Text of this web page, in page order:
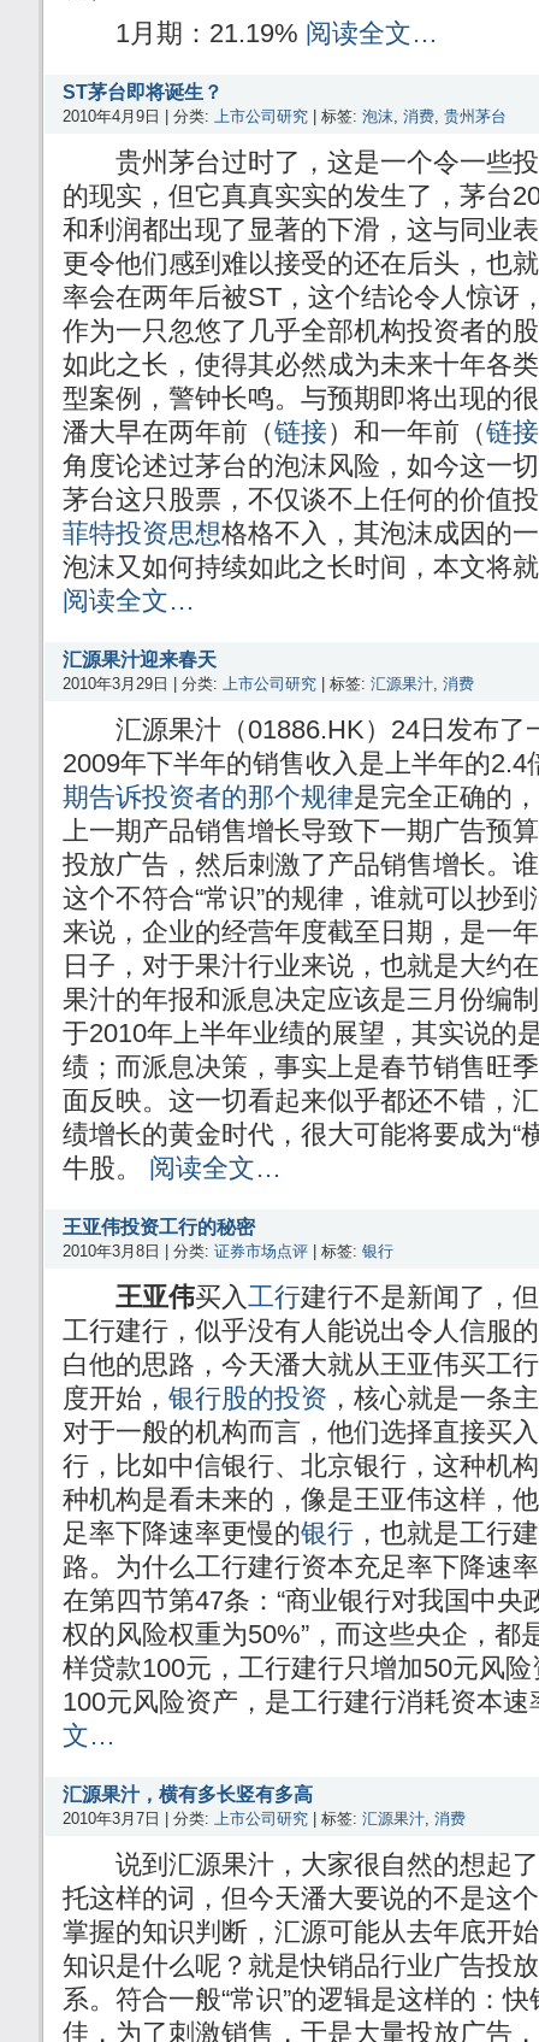
1月期：21.19% 阅读全文…
ST茅台即将诞生？
2010年4月9日 | 分类: 上市公司研究 | 标签: 泡沫, 消费, 贵州茅台
贵州茅台过时了，这是一个令一些投
的现实，但它真真实实的发生了，茅台
和利润都出现了显著的下滑，这与同业
更令他们感到难以接受的还在后头，也
率会在两年后被ST，这个结论令人惊讶
作为一只忽悠了几乎全部机构投资者的
如此之长，使得其必然成为未来十年各
型案例，警钟长鸣。与预期即将出现的
潘大早在两年前（链接）和一年前（链接
角度论述过茅台的泡沫风险，如今这一
茅台这只股票，不仅谈不上任何的价值
菲特投资思想格格不入，其泡沫成因的
泡沫又如何持续如此之长时间，本文将
阅读全文…
汇源果汁迎来春天
2010年3月29日 | 分类: 上市公司研究 | 标签: 汇源果汁, 消费
汇源果汁（01886.HK）24日发布了
2009年下半年的销售收入是上半年的2.4
期告诉投资者的那个规律是完全正确的
上一期产品销售增长导致下一期广告预
投放广告，然后刺激了产品销售增长。
这个不符合“常识”的规律，谁就可以抄
来说，企业的经营年度截至日期，是一
日子，对于果汁行业来说，也就是大约
果汁的年报和派息决定应该是三月份编
于2010年上半年业绩的展望，其实说的
绩；而派息决策，事实上是春节销售旺
面反映。这一切看起来似乎都还不错，
绩增长的黄金时代，很大可能将要成为“
牛股。 阅读全文…
王亚伟投资工行的秘密
2010年3月8日 | 分类: 证券市场点评 | 标签: 银行
王亚伟买入工行建行不是新闻了，
工行建行，似乎没有人能说出令人信服
白他的思路，今天潘大就从王亚伟买工
度开始， 银行股的投资 ，核心就是一
对于一般的机构而言，他们选择直接买
行，比如中信银行、北京银行，这种机
种机构是看未来的，像是王亚伟这样，
足率下降速率更慢的银行 ，也就是工行
路。为什么工行建行资本充足率下降速
在第四节第47条：“商业银行对我国中央
权的风险权重为50%”，而这些央企，都
样贷款100元，工行建行只增加50元风
100元风险资产，是工行建行消耗资本
文…
汇源果汁，横有多长竖有多高
2010年3月7日 | 分类: 上市公司研究 | 标签: 汇源果汁, 消费
说到汇源果汁，大家很自然的想起了
托这样的词，但今天潘大要说的不是这
掌握的知识判断，汇源可能从去年底开
知识是什么呢？就是快销品行业广告投
系。符合一般“常识”的逻辑是这样的：
佳，为了刺激销售，于是大量投放广告